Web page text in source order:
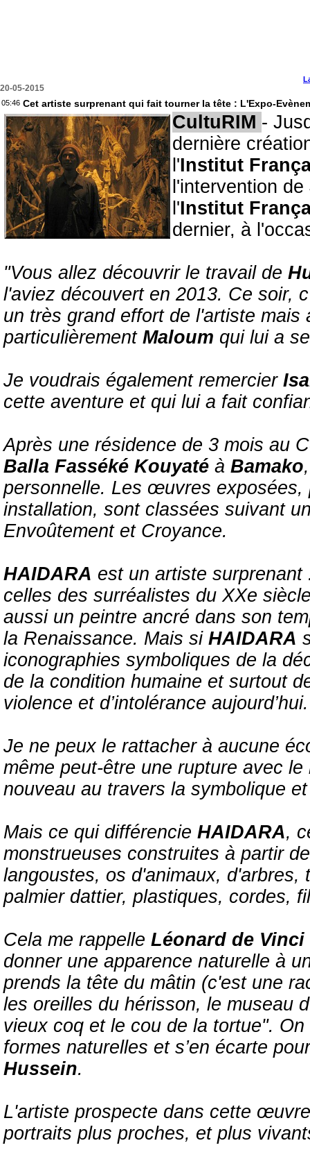
20-05-2015
05:46 Cet artiste surprenant qui fait tourner la tête : L'Expo-
CultuRIM -
dernière
l'Institut
l'intervention de
l'Institut
dernier, à
"Vous allez découvrir le travail de
l'aviez découvert en 2013. Ce soir,
un très grand effort de l'artiste
particulièrement Maloum qui lui a
Je voudrais également remercier
cette aventure et qui lui a fait
Après une résidence de 3 mois au
Balla Fasséké Kouyaté à Bamako
personnelle. Les œuvres exposées,
installation, sont classées suivant
Envoûtement et Croyance.
HAIDARA est un artiste
celles des surréalistes du XXe
aussi un peintre ancré dans son
la Renaissance. Mais si HAIDARA
iconographies symboliques de la
de la condition humaine et surtout
violence et d’intolérance aujourd’hui.
Je ne peux le rattacher à aucune
même peut-être une rupture avec
nouveau au travers la symbolique
Mais ce qui différencie HAIDARA,
monstrueuses construites à partir
langoustes, os d'animaux,
palmier dattier, plastiques, cordes,
Cela me rappelle Léonard de Vinci
donner une apparence naturelle à
prends la tête du mâtin (c'est une
les oreilles du hérisson, le museau
vieux coq et le cou de la tortue".
formes naturelles et s’en écarte
Hussein.
L'artiste prospecte dans cette
portraits plus proches, et plus